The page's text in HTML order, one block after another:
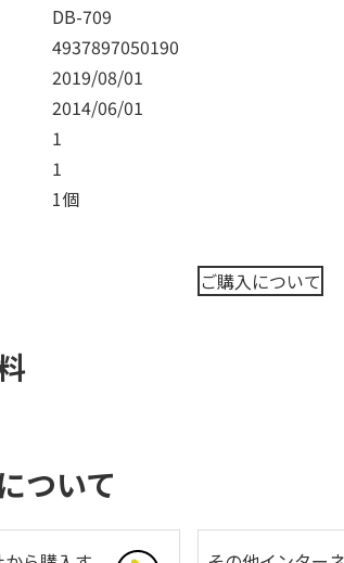
DB-709
4937897050190
2019/08/01
2014/06/01
1
1
1個
ご購入について
ついて